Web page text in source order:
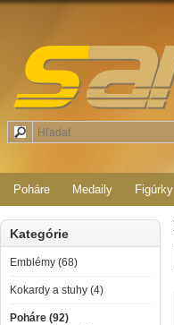
Poháre Medaily Figúrky
Kategórie
Emblémy (68)
Kokardy a stuhy (4)
Poháre (92)